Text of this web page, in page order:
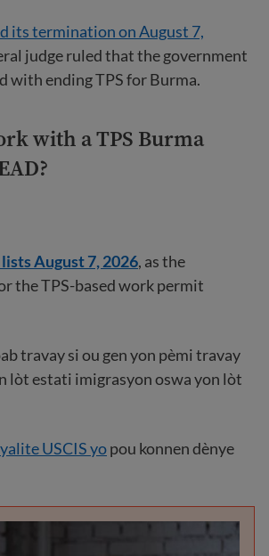
its termination on August 7,
judge ruled that the government
with ending TPS for Burma.
with a TPS Burma
August 7, 2026, as the
the TPS-based work permit
travay si ou gen yon pèmi travay
lòt estati imigrasyon oswa yon lòt
USCIS yopou konnen dènye